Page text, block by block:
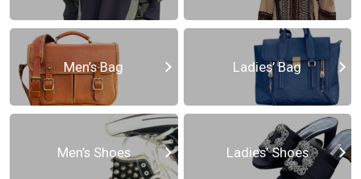
Men’s Bag Ladies’ Bag
Men’s Shoes Ladies’ Shoes